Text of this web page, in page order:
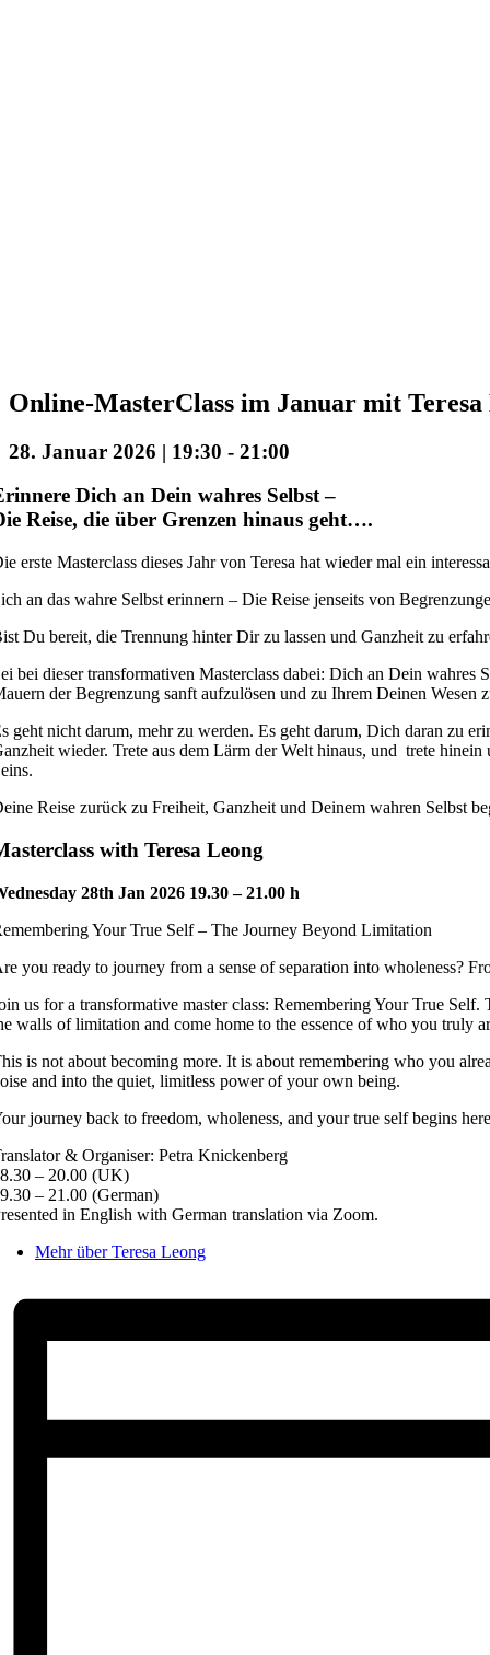
Online-MasterClass im Januar mit Teresa
28. Januar 2026 | 19:30 - 21:00
Dich an Dein wahres Selbst –
Reise, die über Grenzen hinaus geht….
erste Masterclass dieses Jahr von Teresa hat wieder mal ein
an das wahre Selbst erinnern – Die Reise jenseits von
Du bereit, die Trennung hinter Dir zu lassen und Ganzheit zu
bei dieser transformativen Masterclass dabei: Dich an Dein wahres
der Begrenzung sanft aufzulösen und zu Ihrem Deinen Wesen
geht nicht darum, mehr zu werden. Es geht darum, Dich daran zu
wieder. Trete aus dem Lärm der Welt hinaus, und trete
Reise zurück zu Freiheit, Ganzheit und Deinem wahren Selbst
with Teresa Leong
28th Jan 2026 19.30 – 21.00 h
Your True Self – The Journey Beyond Limitation
you ready to journey from a sense of separation into wholeness?
us for a transformative master class: Remembering Your True
walls of limitation and come home to the essence of who you truly
is not about becoming more. It is about remembering who you
and into the quiet, limitless power of your own being.
journey back to freedom, wholeness, and your true self begins
& Organiser: Petra Knickenberg
– 20.00 (UK)
– 21.00 (German)
in English with German translation via Zoom.
Mehr über Teresa Leong